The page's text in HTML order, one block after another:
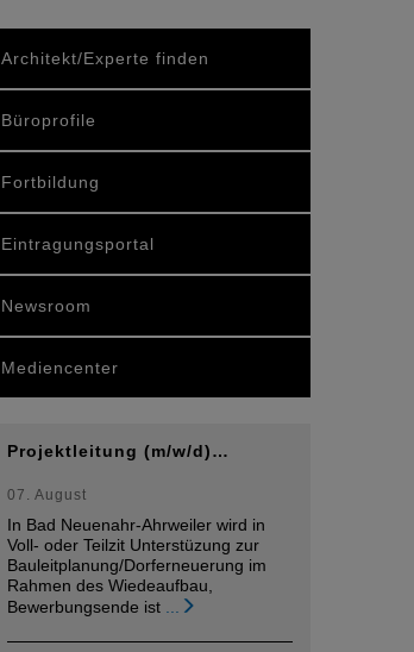
Architekt/Experte finden
Büroprofile
Fortbildung
Eintragungsportal
Newsroom
Mediencenter
Projektleitung (m/w/d)…
07. August
In Bad Neuenahr-Ahrweiler wird in
Voll- oder Teilzit Unterstüzung zur
Bauleitplanung/Dorferneuerung im
Rahmen des Wiedeaufbau,
Bewerbungsende ist